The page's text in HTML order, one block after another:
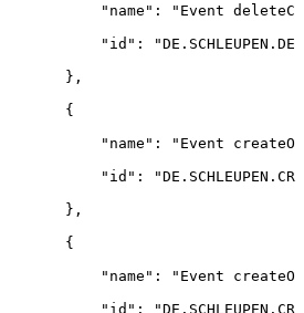
"name" : "Event
"id" :
} ,
{
"name" : "Event
"id" :
} ,
{
"name" : "Event
"id" :